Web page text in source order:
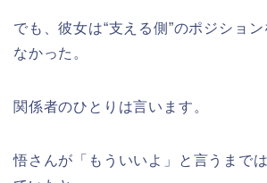
でも、彼女は“支える側”のポジショ
なかった。
関係者のひとりは言います。
悟さんが「もういいよ」と言うまで